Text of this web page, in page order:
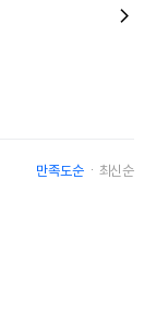
만족도순 최신순